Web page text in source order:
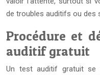
de troubles auditifs ou des
Procédure et
auditif gratuit
Un test auditif gratuit se